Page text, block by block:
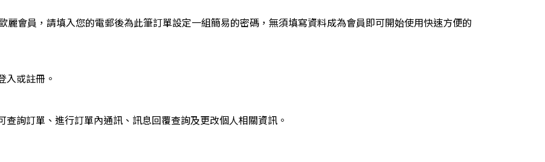
麗會員，請填入您的電郵後為此筆訂單設定一組簡易的密碼，無須填寫資料成為會員即可開始使用快速方便的
入或註冊。
詢訂單、進行訂單內通訊、訊息回覆查詢及更改個人相關資訊。